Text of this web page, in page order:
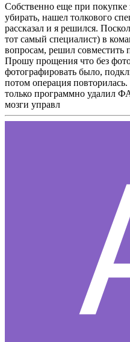
Собственно еще при
убирать, нашел толкового
рассказал и я решился.
тот самый специалист) в
вопросам, решил совместить
Прошу прощения что без
фотографировать было,
потом операция
только программно удалил
мозги управл